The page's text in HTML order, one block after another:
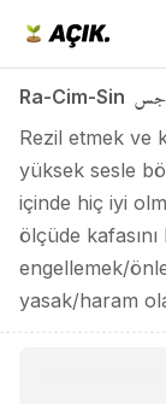
Ra-Cim-Sin
Rezil etmek ve
yüksek sesle
içinde hiç iyi
ölçüde
engellemek/
yasak/haram